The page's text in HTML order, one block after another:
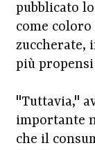
pubblicato
come coloro
zuccherate,
più propensi
"Tuttavia,"
importante
che il